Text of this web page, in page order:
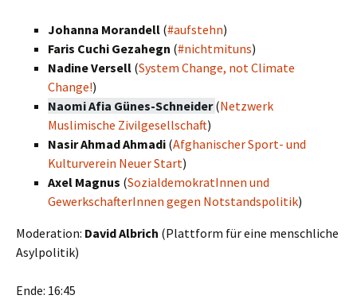
Johanna Morandell (#aufstehn)
Faris Cuchi Gezahegn (#nichtmituns)
Nadine Versell (System Change, not Climate
Change!)
Naomi Afia Günes-Schneider(Netzwerk
Muslimische Zivilgesellschaft)
Nasir Ahmad Ahmadi (Afghanischer Sport- und
Kulturverein Neuer Start)
Axel Magnus (SozialdemokratInnen und
GewerkschafterInnen gegen Notstandspolitik)
Moderation: David Albrich (Plattform für eine menschliche
Asylpolitik)
Ende: 16:45